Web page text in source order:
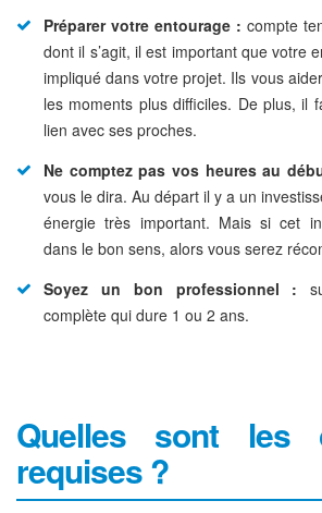
Préparer votre entourage : compte
dont il s’agit, il est important que votre
impliqué dans votre projet. Ils vous
les moments plus difficiles. De plus, il
lien avec ses proches.
Ne comptez pas vos heures au
vous le dira. Au départ il y a un
énergie très important. Mais si cet
dans le bon sens, alors vous serez
Soyez un bon professionnel :
complète qui dure 1 ou 2 ans.
Quelles sont les
requises ?